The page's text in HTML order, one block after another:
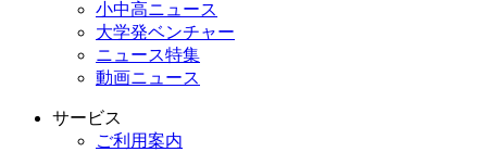
小中高ニュース
大学発ベンチャー
ニュース特集
動画ニュース
サービス
ご利用案内